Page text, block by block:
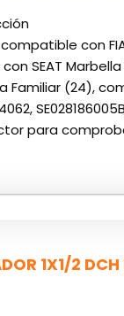
con
SEAT
Familiar (24),
para
1X1/2